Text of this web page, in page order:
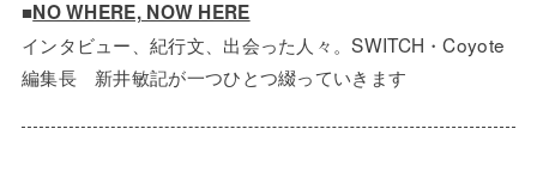
■NO WHERE, NOW HERE
インタビュー、紀行文、出会った人々。SWITCH・Coyote
編集長 新井敏記が一つひとつ綴っていきます